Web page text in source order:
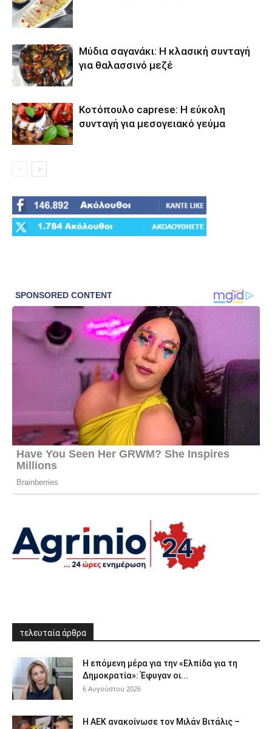
Μύδια σαγανάκι: Η κλασική συνταγή
για θαλασσινό μεζέ
Κοτόπουλο caprese: Η εύκολη
συνταγή για μεσογειακό γεύμα
τελευταία άρθρα
Η επόμενη μέρα για την «Ελπίδα για τη
Δημοκρατία»: Έφυγαν οι...
6 Αυγούστου 2026
Η ΑΕΚ ανακοίνωσε τον Μιλάν Βιτάλις –